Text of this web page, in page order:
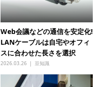
Web会議などの通信を安定化!
LANケーブルは自宅やオフィ
スに合わせた長さを選択
2026.03.26 豆知識